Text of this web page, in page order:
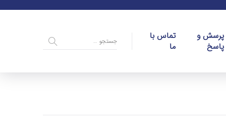
پرسش و
پاسخ
تماس با
ما